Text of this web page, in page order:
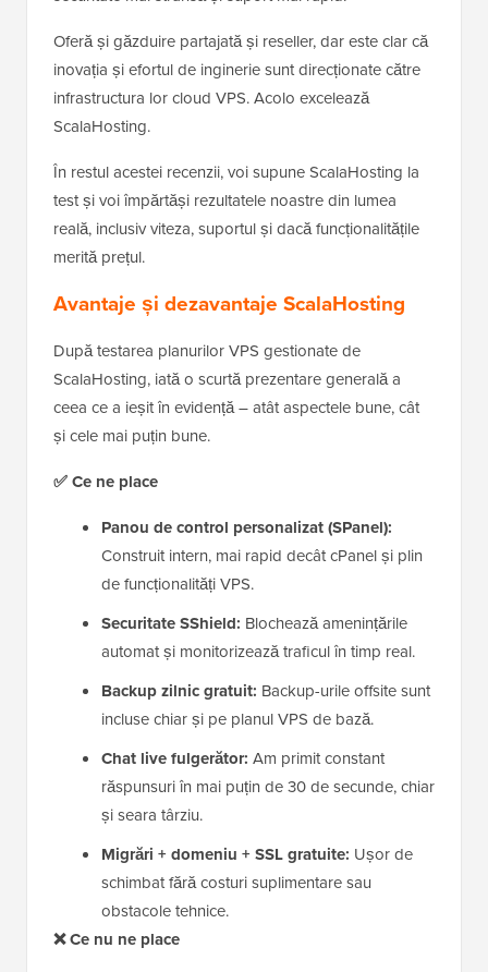
Oferă și găzduire partajată și reseller, dar este clar că
inovația și efortul de inginerie sunt direcționate către
infrastructura lor cloud VPS. Acolo excelează
ScalaHosting.
În restul acestei recenzii, voi supune ScalaHosting la
test și voi împărtăși rezultatele noastre din lumea
reală, inclusiv viteza, suportul și dacă funcționalitățile
merită prețul.
Avantaje și dezavantaje ScalaHosting
După testarea planurilor VPS gestionate de
ScalaHosting, iată o scurtă prezentare generală a
ceea ce a ieșit în evidență – atât aspectele bune, cât
și cele mai puțin bune.
✅ Ce ne place
Panou de control personalizat (SPanel):
Construit intern, mai rapid decât cPanel și plin
de funcționalități VPS.
Securitate SShield: Blochează amenințările
automat și monitorizează traficul în timp real.
Backup zilnic gratuit: Backup-urile offsite sunt
incluse chiar și pe planul VPS de bază.
Chat live fulgerător: Am primit constant
răspunsuri în mai puțin de 30 de secunde, chiar
și seara târziu.
Migrări + domeniu + SSL gratuite: Ușor de
schimbat fără costuri suplimentare sau
obstacole tehnice.
❌ Ce nu ne place